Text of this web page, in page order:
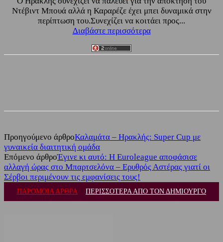
Ντέβιντ Μπουά αλλά η Καραρέζε έχει μπει δυναμικά στην
περίπτωση του.Συνεχίζει να κοιτάει προς...
Διαβάστε περισσότερα
Προηγούμενο άρθροΚαλαμάτα – Ηρακλής: Super Cup με
γυναικεία διαιτητική ομάδα
Επόμενο άρθροΈγινε κι αυτό: Η Euroleague αποφάσισε
αλλαγή ώρας στο Μπαρτσελόνα – Ερυθρός Αστέρας γιατί οι
Σέρβοι περιμένουν τις εμφανίσεις τους!
ΠΑΡΟΜΟΙΑ ΑΡΘΡΑ ΠΕΡΙΣΣΟΤΕΡΑ ΑΠΟ ΤΟΝ ΔΗΜΙΟΥΡΓΟ